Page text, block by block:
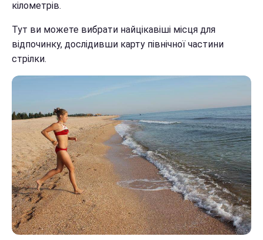
кілометрів.
Тут ви можете вибрати найцікавіші місця для
відпочинку, дослідивши карту північної частини
стрілки.